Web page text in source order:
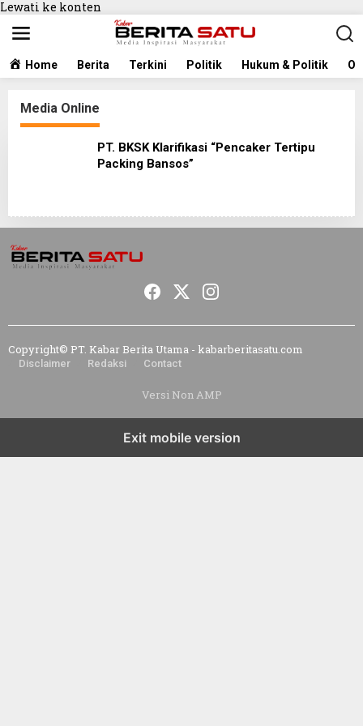
Lewati ke konten
Home Berita Terkini Politik Hukum & Politik
Media Online
PT. BKSK Klarifikasi “Pencaker Tertipu
Packing Bansos”
Copyright© PT. Kabar Berita Utama - kabarberitasatu.com
Disclaimer Redaksi Contact
Versi Non AMP
Exit mobile version